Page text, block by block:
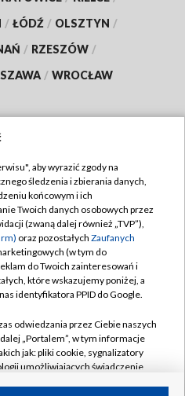
/ ŁÓDŹ / OLSZTYN /
/ RZESZÓW /
/ WROCŁAW
TVP
TVP
prywatności
zgody
aby wyrazić zgody na
śledzenia i zbierania danych,
końcowym i ich
Twoich danych osobowych przez
(zwaną dalej również „TVP”),
oraz pozostałych Zaufanych
(w tym do
do Twoich zainteresowań i
które wskazujemy poniżej, a
identyfikatora PPID do Google.
odwiedzania przez Ciebie naszych
„Portalem”, w tym informacje
jak: pliki cookie, sygnalizatory
umożliwiających świadczenie